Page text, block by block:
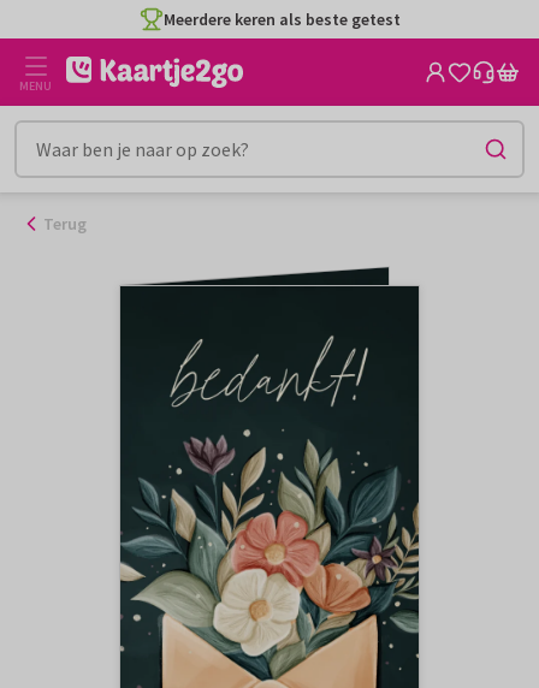
naar
inhoud
Meerdere keren als beste getest
MENU
Terug